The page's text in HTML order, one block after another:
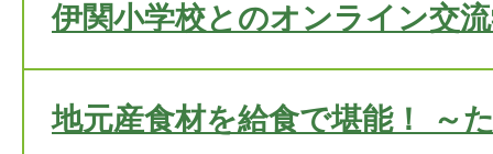
伊関小学校とのオンライン交
地元産食材を給食で堪能！ ～